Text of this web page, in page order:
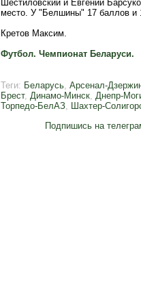
Шестиловский и Евгений
место. У "Белшины" 17 баллов и
Кретов Максим.
Футбол. Чемпионат Беларуси.
Теги: Беларусь, Арсенал-
Брест, Динамо-Минск, Днепр-
Торпедо-БелАЗ, Шахтер-
Подпишись на